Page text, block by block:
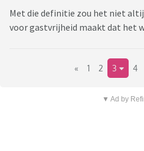
Met die definitie zou het niet
voor gastvrijheid maakt dat het
« 1 2 3 4
▼ Ad by